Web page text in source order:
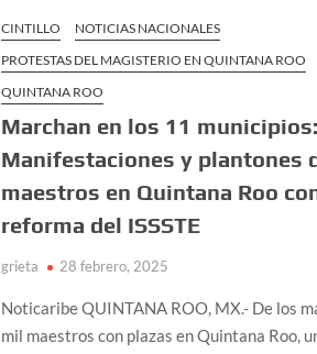
CINTILLO
NOTICIAS NACIONALES
PROTESTAS DEL MAGISTERIO EN QUINTANA ROO
QUINTANA ROO
Marchan en los 11 municipios:
Manifestaciones y plantones
maestros en Quintana Roo
reforma del ISSSTE
grieta 28 febrero, 2025
Noticaribe QUINTANA ROO, MX.- De los
mil maestros con plazas en Quintana Roo,